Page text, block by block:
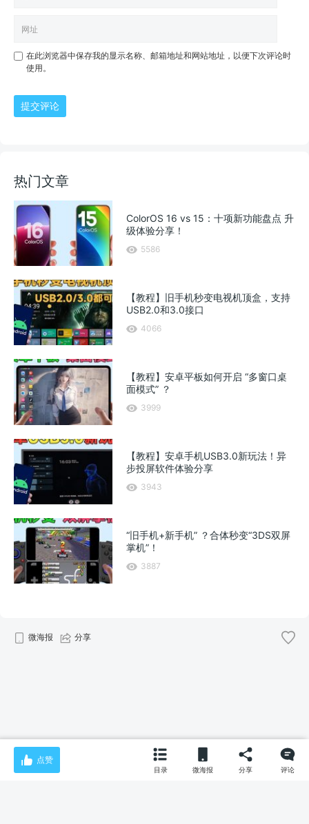
在此浏览器中保存我的显示名称、邮箱地址和网站地址，以便下次评论时
使用。
提交评论
热门文章
ColorOS 16 vs 15：十项新功能盘点 升
级体验分享！
5586
【教程】旧手机秒变电视机顶盒，支持
USB2.0和3.0接口
4066
【教程】安卓平板如何开启 “多窗口桌
面模式” ？
3999
【教程】安卓手机USB3.0新玩法！异
步投屏软件体验分享
3943
“旧手机+新手机” ？合体秒变“3DS双屏
掌机”！
3887
微海报 分享
点赞
目录 微海报 分享 评论